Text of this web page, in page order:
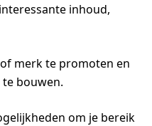
inhoud,
merk te promoten en
bouwen.
om je bereik